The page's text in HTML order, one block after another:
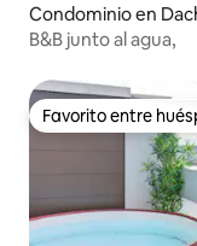
Condominio en
B&B junto al agua,
Favorito entre
Favorito entre